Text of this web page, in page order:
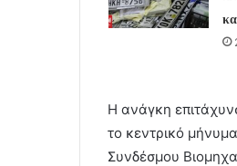
Η ανάγκη
το κεντρικό
Συνδέσμου